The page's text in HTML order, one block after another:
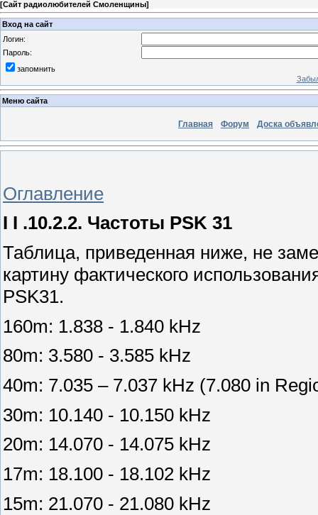
[Сайт радиолюбителей Смоленщины]
Вход на сайт
Логин:
Пароль:
запомнить
Меню сайта
Главная Форум Доска
Оглавление
I I .10.2.2. Частоты PSK 31
Таблица, приведенная ниже, не
картину фактического
PSK31.
160m: 1.838 - 1.840 kHz
80m: 3.580 - 3.585 kHz
40m: 7.035 – 7.037 kHz (7.080 in
30m: 10.140 - 10.150 kHz
20m: 14.070 - 14.075 kHz
17m: 18.100 - 18.102 kHz
15m: 21.070 - 21.080 kHz